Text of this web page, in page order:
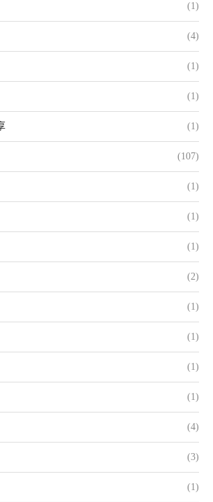
(1)
(4)
(1)
(1)
(1)
(107)
(1)
(1)
(1)
(2)
(1)
(1)
(1)
(1)
(4)
(3)
(1)